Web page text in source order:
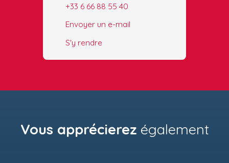
+33 6 66 88 55 40
Envoyer un e-mail
S'y rendre
Vous apprécierez également